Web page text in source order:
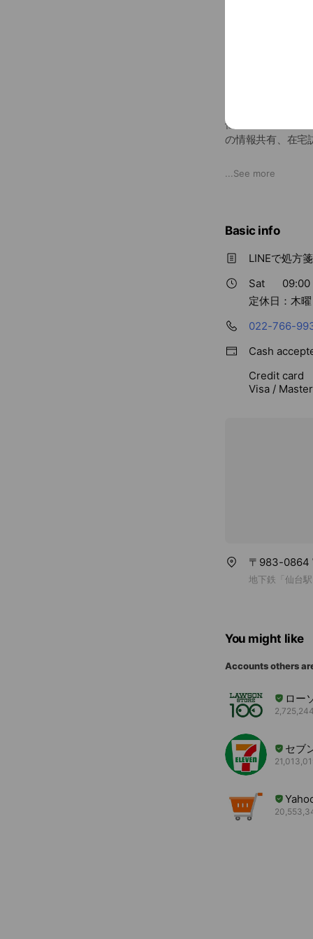
仙台駅前名掛丁東
の情報共有、在宅
地下鉄「仙台駅
お薬、健康に関す
...See more
Basic info
LINEで処方
Sat
定休日：木
022-766-
Cash
Credit card
Visa /
〒983-0864
地下鉄「仙台
You might like
Accounts others
ロー
セブ